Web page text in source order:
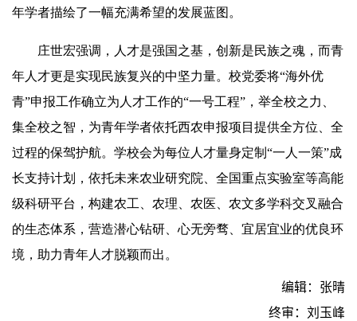
年学者描绘了一幅充满希望的发展蓝图。
庄世宏强调，人才是强国之基，创新是民族之魂，而青
年人才更是实现民族复兴的中坚力量。校党委将“海外优
青”申报工作确立为人才工作的“一号工程”，举全校之力、
集全校之智，为青年学者依托西农申报项目提供全方位、全
过程的保驾护航。学校会为每位人才量身定制“一人一策”成
长支持计划，依托未来农业研究院、全国重点实验室等高能
级科研平台，构建农工、农理、农医、农文多学科交叉融合
的生态体系，营造潜心钻研、心无旁骛、宜居宜业的优良环
境，助力青年人才脱颖而出。
编辑：张晴
终审：刘玉峰